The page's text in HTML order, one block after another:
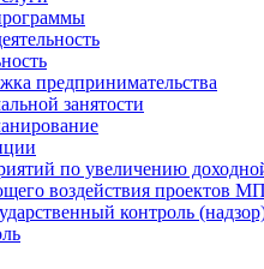
предпринимательства
занятости
по увеличению
воздействия проектов
контроль